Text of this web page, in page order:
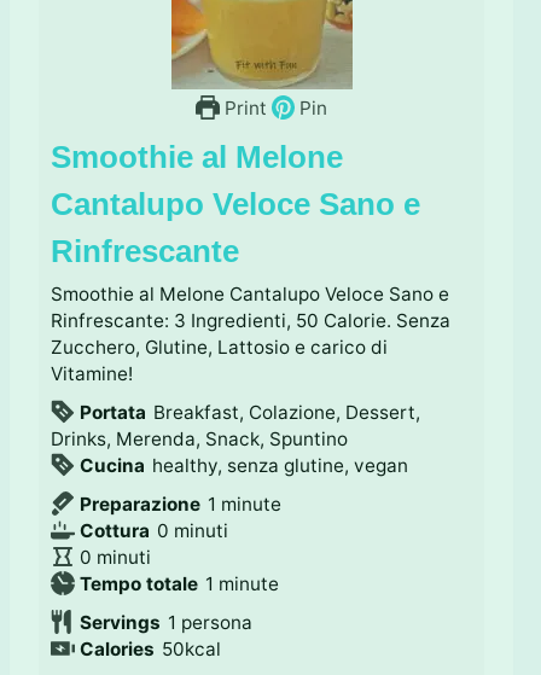
Print Pin
Smoothie al Melone
Cantalupo Veloce Sano e
Rinfrescante
Smoothie al Melone Cantalupo Veloce Sano e
Rinfrescante: 3 Ingredienti, 50 Calorie. Senza
Zucchero, Glutine, Lattosio e carico di
Vitamine!
Portata Breakfast, Colazione, Dessert,
Drinks, Merenda, Snack, Spuntino
Cucina healthy, senza glutine, vegan
Preparazione 1 m
i
u
e
minute
Cottura 0m
n
t
i
minuti
0m
i
u
t
minuti
Tempo totale 1 m
n
u
minute
Servings 1 persona
Calories 50kcal